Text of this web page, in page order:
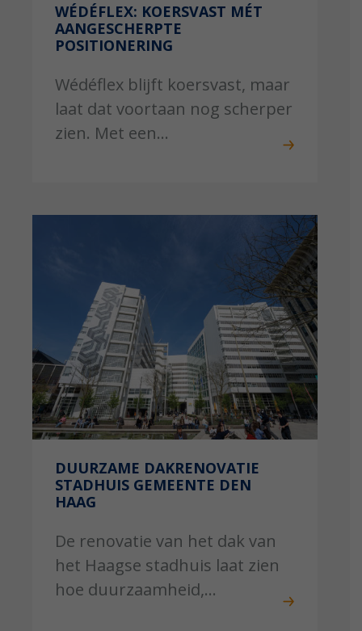
WÉDÉFLEX: KOERSVAST MÉT
AANGESCHERPTE
POSITIONERING
Wédéflex blijft koersvast, maar
laat dat voortaan nog scherper
zien. Met een...
DUURZAME DAKRENOVATIE
STADHUIS GEMEENTE DEN
HAAG
De renovatie van het dak van
het Haagse stadhuis laat zien
hoe duurzaamheid,...